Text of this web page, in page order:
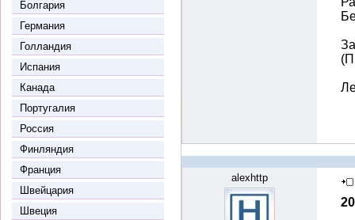
Болгария
Германия
Голландия
Испания
Канада
Португалия
Россия
Финляндия
Франция
Швейцария
Швеция
alexhttp